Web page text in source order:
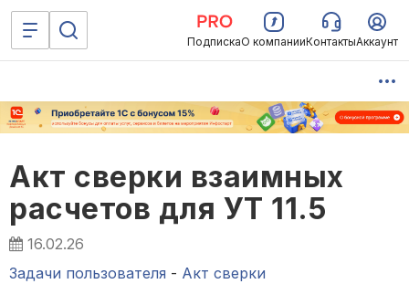
ПодпискаО компанииКонтактыАккаунт
Акт сверки взаимных
расчетов для УТ 11.5
16.02.26
Задачи пользователя - Акт сверки